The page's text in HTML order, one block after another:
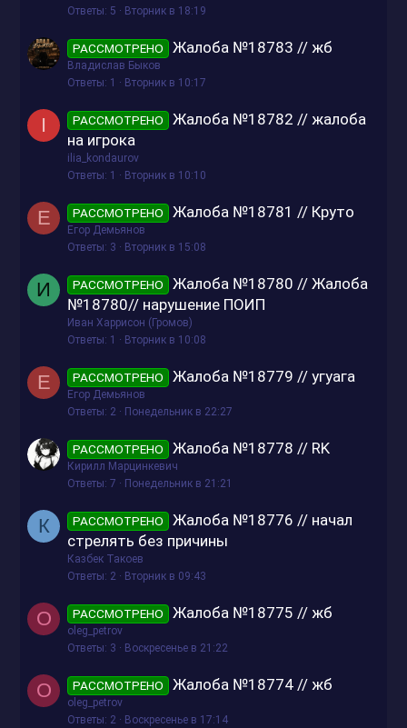
Ответы 5 Вторник в 18:19
РАССМОТРЕНО Жалоба №18783 // жб
Владислав Быков
Ответы 1 Вторник в 10:17
I РАССМОТРЕНО
Жалоба №18782 // жалоба
на игрока
ilia_kondaurov
Ответы 1 Вторник в 10:10
Е РАССМОТРЕНО Жалоба №18781 // Круто
Егор Демьянов
Ответы 3 Вторник в 15:08
И РАССМОТРЕНО
Жалоба №18780 // Жалоба
№18780// нарушение ПОИП
Иван Харрисон (Громов)
Ответы 1 Вторник в 10:08
Е РАССМОТРЕНО Жалоба №18779 // угуага
Егор Демьянов
Ответы 2 Понедельник в 22:27
РАССМОТРЕНО Жалоба №18778 // RK
Кирилл Марцинкевич
Ответы 7 Понедельник в 21:21
К РАССМОТРЕНО
Жалоба №18776 // начал
стрелять без причины
Казбек Такоев
Ответы 2 Вторник в 09:43
O РАССМОТРЕНО Жалоба №18775 // жб
oleg_petrov
Ответы 3 Воскресенье в 21:22
O РАССМОТРЕНО Жалоба №18774 // жб
oleg_petrov
Ответы 2 Воскресенье в 17:14